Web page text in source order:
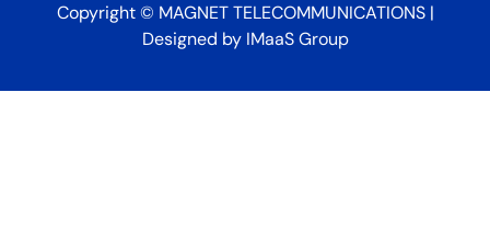
Copyright © MAGNET TELECOMMUNICATIONS |
Designed by IMaaS Group